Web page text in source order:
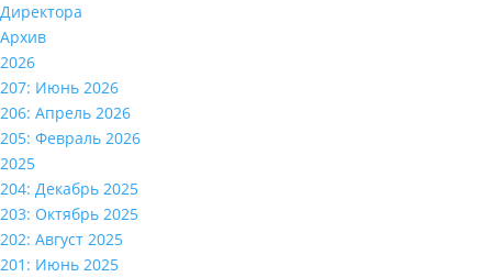
Директора
Архив
2026
207: Июнь 2026
206: Апрель 2026
205: Февраль 2026
2025
204: Декабрь 2025
203: Октябрь 2025
202: Август 2025
201: Июнь 2025